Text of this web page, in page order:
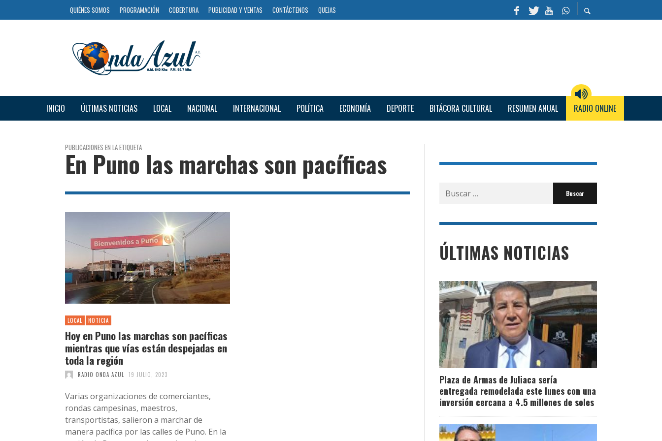
QUIÉNES SOMOS PROGRAMACIÓN COBERTURA PUBLICIDAD Y VENTAS CONTÁCTENOS QUEJAS
INICIO ÚLTIMAS NOTICIAS LOCAL NACIONAL INTERNACIONAL POLÍTICA ECONOMÍA DEPORTE BITÁCORA CULTURAL RESUMEN ANUAL RADIO ONLINE
PUBLICACIONES EN LA ETIQUETA
En Puno las marchas son pacíficas
LOCAL NOTICIA
Hoy en Puno las marchas son pacíficas
mientras que vías están despejadas en
toda la región
RADIO ONDA AZUL 19 JULIO, 2023
Varias organizaciones de comerciantes,
rondas campesinas, maestros,
transportistas, salieron a marchar de
manera pacífica por las calles de Puno. En la
Buscar
por:
ÚLTIMAS NOTICIAS
Plaza de Armas de Juliaca sería
entregada remodelada este lunes con una
inversión cercana a 4.5 millones de soles